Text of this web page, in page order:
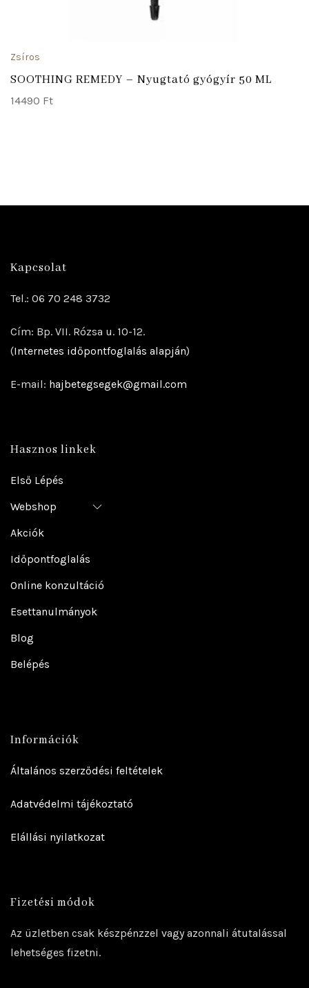
Zsíros
SOOTHING REMEDY – Nyugtató gyógyír 50 ML
14490 Ft
Kapcsolat
Tel.: 06 70 248 3732
Cím: Bp. VII. Rózsa u. 10-12.
(Internetes időpontfoglalás alapján)
E-mail: hajbetegsegek@gmail.com
Hasznos linkek
Első Lépés
Webshop
Akciók
Időpontfoglalás
Online konzultáció
Esettanulmányok
Blog
Belépés
Információk
Általános szerződési feltételek
Adatvédelmi tájékoztató
Elállási nyilatkozat
Fizetési módok
Az üzletben csak készpénzzel vagy azonnali átutalással
lehetséges fizetni.